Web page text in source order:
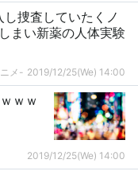
し捜査していたくノ
まい新薬の人体実験
メ- 2019/12/25(We) 14:00
ｗｗ
2019/12/25(We) 14:00